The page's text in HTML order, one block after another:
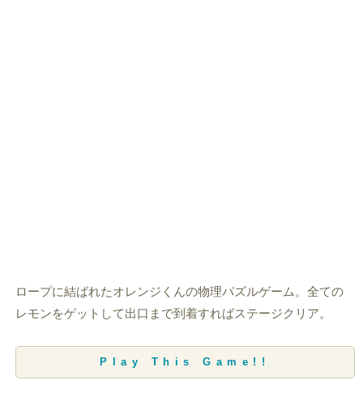
ロープに結ばれたオレンジくんの物理パズルゲーム。全ての
レモンをゲットして出口まで到着すればステージクリア。
Play This Game!!